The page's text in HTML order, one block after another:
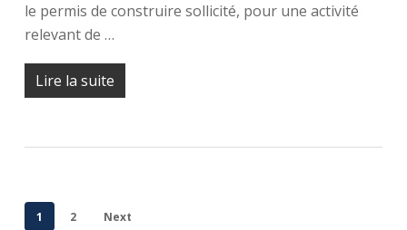
le permis de construire sollicité, pour une activité
relevant de …
Lire la suite
1 2 Next